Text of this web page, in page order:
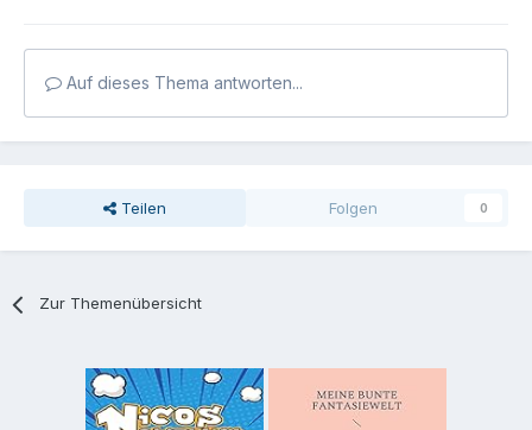
Auf dieses Thema antworten...
Teilen Folgen 0
Zur Themenübersicht